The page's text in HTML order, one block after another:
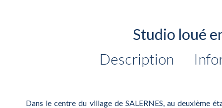
Studio loué
Description
Dans le centre du village de SALERNES, au deuxième